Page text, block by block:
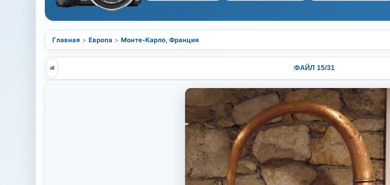
Главная > Европа > Монте-Карло, Франция
ФАЙЛ 15/31